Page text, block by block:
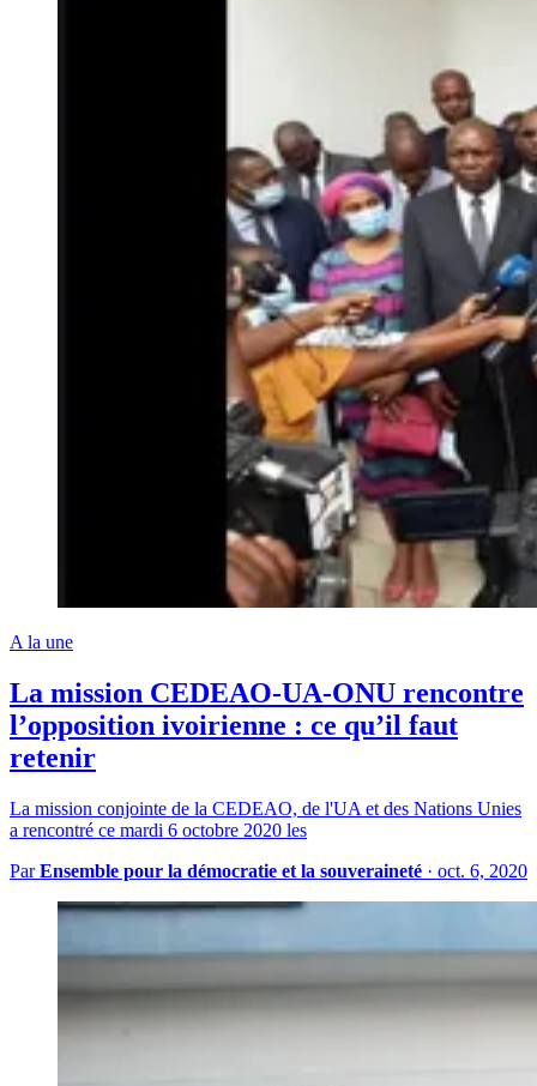
A la une
La mission CEDEAO-UA-ONU rencontre
l’opposition ivoirienne : ce qu’il faut
retenir
La mission conjointe de la CEDEAO, de l'UA et des Nations Unies
a rencontré ce mardi 6 octobre 2020 les
ParEnsemble pour la démocratie et la souveraineté · oct. 6, 2020